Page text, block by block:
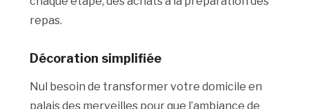
repas.
Décoration simplifiée
Nul besoin de transformer votre domicile en
palais des merveilles pour que l’ambiance de